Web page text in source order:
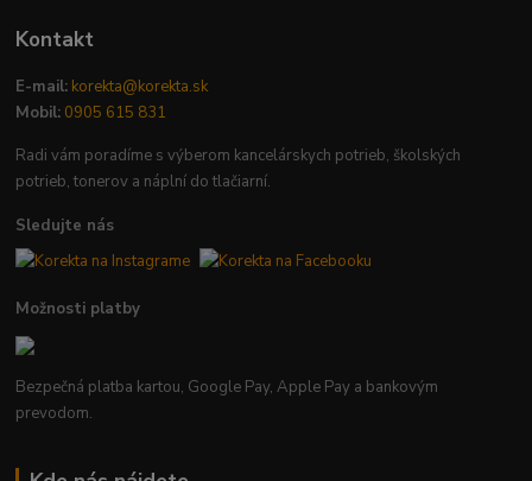
Kontakt
E-mail: korekta@korekta.sk
Mobil: 0905 615 831
Radi vám poradíme s výberom kancelárskych potrieb, školských
potrieb, tonerov a náplní do tlačiarní.
Sledujte nás
Možnosti platby
Bezpečná platba kartou, Google Pay, Apple Pay a bankovým
prevodom.